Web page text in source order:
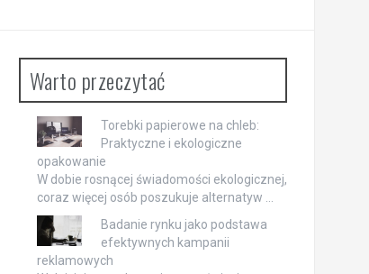
Warto przeczytać
Torebki papierowe na chleb:
Praktyczne i ekologiczne
opakowanie
W dobie rosnącej świadomości ekologicznej,
coraz więcej osób poszukuje alternatyw …
Badanie rynku jako podstawa
efektywnych kampanii
reklamowych